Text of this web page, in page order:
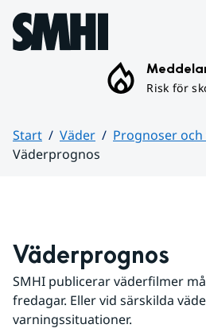
Hoppa till sidans innehåll
Risk för
Start Väder
Prognoser
Väderprognos
Väderprognos
SMHI publicerar väderfilmer
fredagar. Eller vid särskilda
varningssituationer.